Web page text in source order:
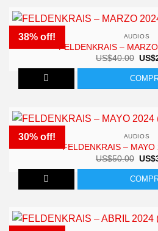
38% off! AUDIOS
FELDENKRAIS –
US$40.00 El
era:
US$
30% off! AUDIOS
FELDENKRAIS –
US$50.00 El
era:
US$